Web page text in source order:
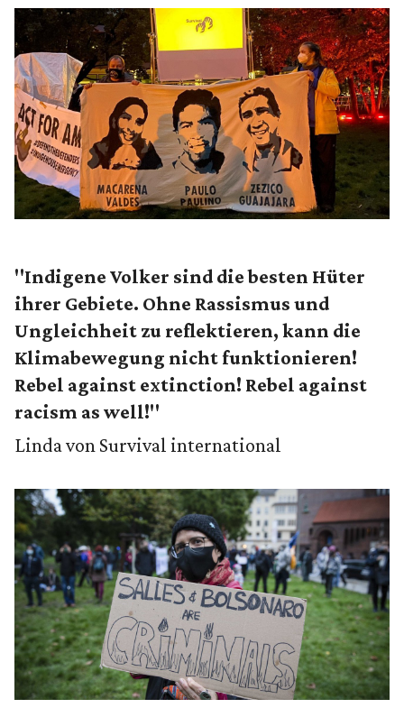
"Indigene Volker sind die besten Hüter
ihrer Gebiete. Ohne Rassismus und
Ungleichheit zu reflektieren, kann die
Klimabewegung nicht funktionieren!
Rebel against extinction! Rebel against
racism as well!"
Linda von Survival international